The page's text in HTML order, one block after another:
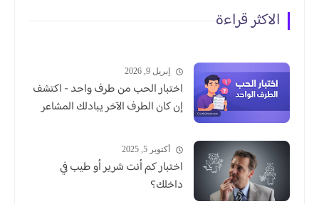
الاكثر قراءة
إبريل 9, 2026
اختبار الحب من طرف واحد - اكتشف
إن كان الطرف الآخر يبادلك المشاعر
أكتوبر 5, 2025
اختبار كم أنت شرير أو طيب في
داخلك؟